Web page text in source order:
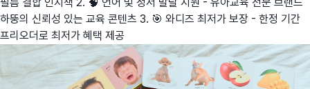
하뚱의 신뢰성 있는 교육 콘텐츠 3. 🎯 와디즈 최저가 보장 - 한정 기간
프리오더로 최저가 혜택 제공